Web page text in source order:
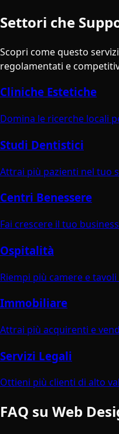
Settori che
Scopri come questo
regolamentati e
Cliniche Estetiche
Domina le ricerche locali
Studi Dentistici
Attrai più pazienti nel tuo
Centri Benessere
Fai crescere il tuo
Ospitalità
Riempi più camere e
Immobiliare
Attrai più acquirenti e
Servizi Legali
Ottieni più clienti di alto
FAQ su Web